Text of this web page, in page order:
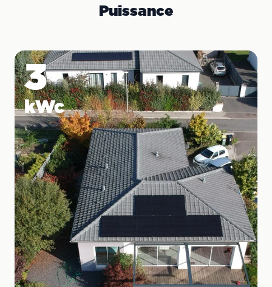
que vous pouvez bénéficier des aides de
l'État et de la revente du surplus.
Puissance
3
kWc